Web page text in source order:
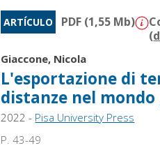
ARTÍCULO PDF (1,55 Mb)
(
Giaccone, Nicola
L'esportazione di
distanze nel mondo
2022 - Pisa University Press
P. 43-49